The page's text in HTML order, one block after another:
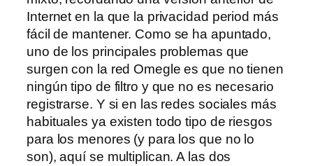
Internet en la que la privacidad period más
fácil de mantener. Como se ha apuntado,
uno de los principales problemas que
surgen con la red Omegle es que no tienen
ningún tipo de filtro y que no es necesario
registrarse. Y si en las redes sociales más
habituales ya existen todo tipo de riesgos
para los menores (y para los que no lo
son), aquí se multiplican. A las dos